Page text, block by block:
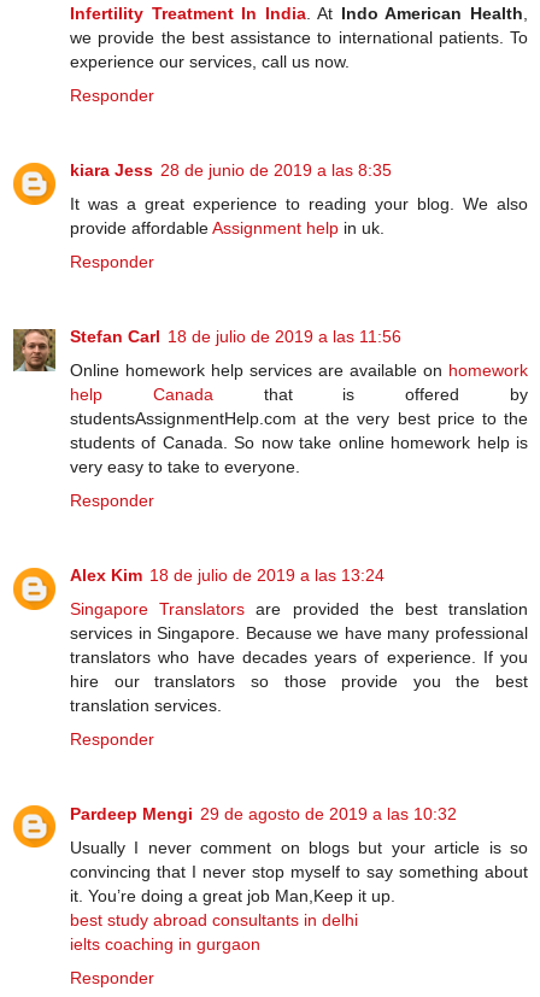
Infertility Treatment In India. At Indo American Health
we provide the best assistance to international patients. To
experience our services, call us now.
Responder
kiara Jess 28 de junio de 2019 a las 8:35
It was a great experience to reading your blog. We also
provide affordableAssignment help in uk.
Responder
Stefan Carl 18 de julio de 2019 a las 11:56
Online homework help services are available on homework
help Canada that is offered by
studentsAssignmentHelp.com at the very best price to the
students of Canada. So now take online homework help is
very easy to take to everyone.
Responder
Alex Kim 18 de julio de 2019 a las 13:24
Singapore Translators are provided the best translation
services in Singapore. Because we have many professional
translators who have decades years of experience. If you
hire our translators so those provide you the best
translation services.
Responder
Pardeep Mengi 29 de agosto de 2019 a las 10:32
Usually I never comment on blogs but your article is so
convincing that I never stop myself to say something about
it. You’re doing a great job Man,Keep it up.
best study abroad consultants in delhi
ielts coaching in gurgaon
Responder